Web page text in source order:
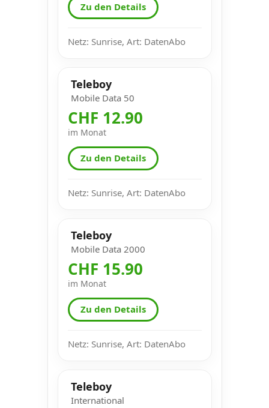
Zu den Details
Netz: Sunrise, Art: DatenAbo
Teleboy
Mobile Data 50
CHF 12.90
im Monat
Zu den Details
Netz: Sunrise, Art: DatenAbo
Teleboy
Mobile Data 2000
CHF 15.90
im Monat
Zu den Details
Netz: Sunrise, Art: DatenAbo
Teleboy
International